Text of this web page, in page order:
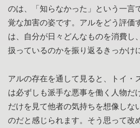
のは、「知らなかった」という一言
覚な加害の姿です。アルをどう評価
は、自分が日々どんなものを消費し
扱っているのかを振り返るきっかけ
アルの存在を通して見ると、トイ・
は必ずしも派手な悪事を働く人物だ
だけを見て他者の気持ちを想像しな
のだと感じられます。そう思って改